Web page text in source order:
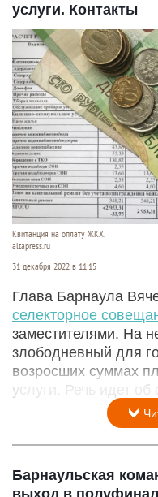
услуги. Контакты
Квитанция на оплату ЖКХ.
altapress.ru
31 декабря 2022 в 11:15
Глава Барнаула
селекторное
заместителями. На
злободневный для
возросших суммах
услуги. Речь идет об
Барнаульская
выход в